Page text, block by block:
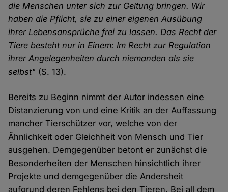
die Menschen unter sich zur Geltung bringen. Wir
haben die Pflicht, sie zu einer eigenen Ausübung
ihrer Lebensansprüche frei zu lassen. Das Recht der
Tiere besteht nur in Einem: Im Recht zur Regulation
ihrer Angelegenheiten durch niemanden als sie
selbst" (S. 13).
Bereits zu Beginn nimmt der Autor indessen eine
Distanzierung von und eine Kritik an der Auffassung
mancher Tierschützer vor, welche von der
Ähnlichkeit oder Gleichheit von Mensch und Tier
ausgehen. Demgegenüber betont er zunächst die
Besonderheiten der Menschen hinsichtlich ihrer
Projekte und demgegenüber die Andersheit
aufgrund deren Fehlens bei den Tieren. Bei all dem